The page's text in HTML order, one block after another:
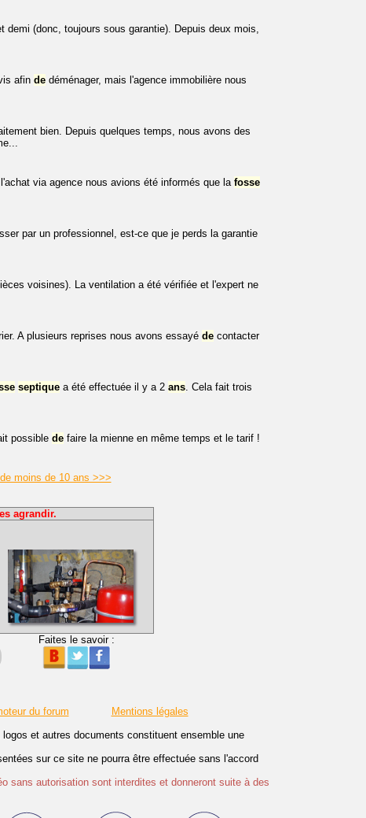
demi (donc, toujours sous garantie). Depuis deux mois,
afin de déménager, mais l'agence immobilière nous
bien. Depuis quelques temps, nous avons des
l'achat via agence nous avions été informés que la fosse
par un professionnel, est-ce que je perds la garantie
voisines). La ventilation a été vérifiée et l'expert ne
A plusieurs reprises nous avons essayé de contacter
septique a été effectuée il y a 2 ans. Cela fait trois
possible de faire la mienne en même temps et le tarif !
moins de 10 ans >>>
agrandir.
Faites le savoir :
du forum
Mentions légales
et autres documents constituent ensemble une
sur ce site ne pourra être effectuée sans l'accord
sans autorisation sont interdites et donneront suite à des